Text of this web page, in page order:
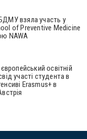
взяла участь у
of Preventive Medicine
NAWA
європейський освітній
участі студента в
Erasmus+ в